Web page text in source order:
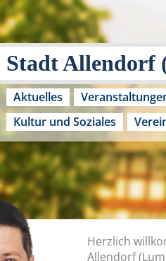
Stadt Allendorf
Aktuelles
Kultur und Soziales
Herzlich
Allendorf